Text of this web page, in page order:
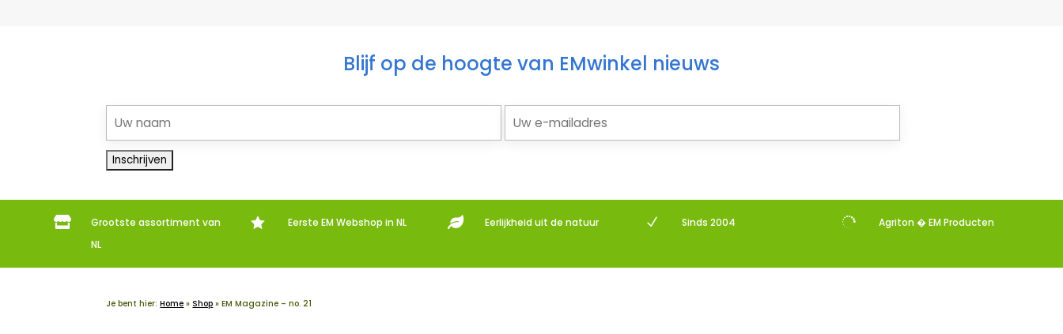
Blijf op de hoogte van EMwinkel nieuws

Grootste assortiment van
NL
 Eerste EM Webshop in NL  Eerlijkheid uit de natuur N Sinds 2004  Agriton � EM Producten
Je bent hier:Home » Shop »EM Magazine – no. 21